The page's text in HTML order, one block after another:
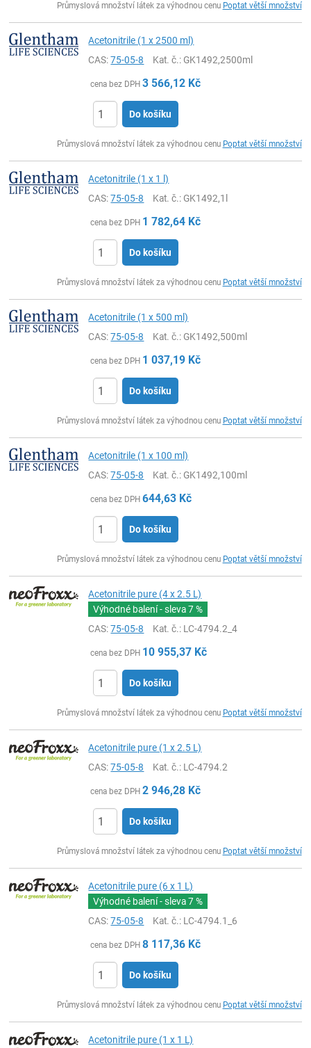
Průmyslová množství látek za výhodnou cenu Poptat větší množství
Acetonitrile (1 x 2500 ml)
CAS:75-05-8 Kat. č.: GK1492,2500ml
cena bez DPH 3 566,12 Kč
Do košíku
Průmyslová množství látek za výhodnou cenu Poptat větší množství
Acetonitrile (1 x 1 l)
CAS:75-05-8 Kat. č.: GK1492,1l
cena bez DPH 1 782,64 Kč
Do košíku
Průmyslová množství látek za výhodnou cenu Poptat větší množství
Acetonitrile (1 x 500 ml)
CAS:75-05-8 Kat. č.: GK1492,500ml
cena bez DPH 1 037,19 Kč
Do košíku
Průmyslová množství látek za výhodnou cenu Poptat větší množství
Acetonitrile (1 x 100 ml)
CAS:75-05-8 Kat. č.: GK1492,100ml
cena bez DPH 644,63 Kč
Do košíku
Průmyslová množství látek za výhodnou cenu Poptat větší množství
Acetonitrile pure (4 x 2.5 L)
Výhodné balení - sleva7 %
CAS:75-05-8 Kat. č.: LC-4794.2_4
cena bez DPH 10 955,37 Kč
Do košíku
Průmyslová množství látek za výhodnou cenu Poptat větší množství
Acetonitrile pure (1 x 2.5 L)
CAS:75-05-8 Kat. č.: LC-4794.2
cena bez DPH 2 946,28 Kč
Do košíku
Průmyslová množství látek za výhodnou cenu Poptat větší množství
Acetonitrile pure (6 x 1 L)
Výhodné balení - sleva7 %
CAS:75-05-8 Kat. č.: LC-4794.1_6
cena bez DPH 8 117,36 Kč
Do košíku
Průmyslová množství látek za výhodnou cenu Poptat větší množství
Acetonitrile pure (1 x 1 L)